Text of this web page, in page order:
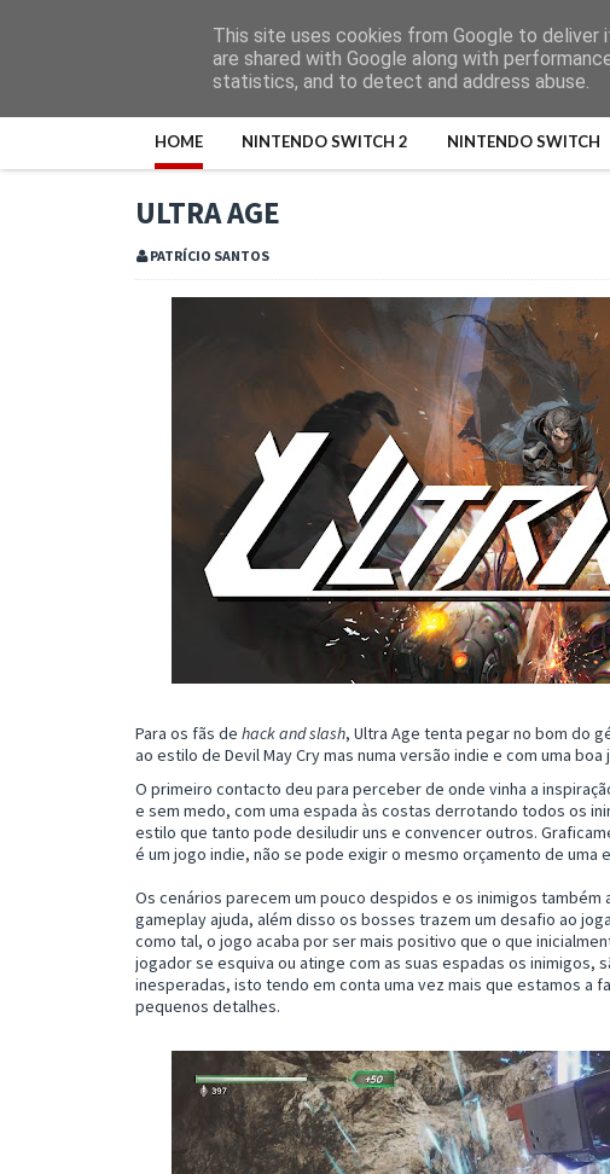
HOME NINTENDO SWITCH 2 NINTENDO SWITCH
ULTRA AGE
PATRÍCIO SANTOS
Para os fãs de hack and slash, Ultra Age tenta pegar no bom do
ao estilo de Devil May Cry mas numa versão indie e com uma
O primeiro contacto deu para perceber de onde vinha a
e sem medo, com uma espada às costas derrotando todos os
estilo que tanto pode desiludir uns e convencer outros.
é um jogo indie, não se pode exigir o mesmo orçamento de uma
Os cenários parecem um pouco despidos e os inimigos
gameplay ajuda, além disso os bosses trazem um desafio ao
como tal, o jogo acaba por ser mais positivo que o que
jogador se esquiva ou atinge com as suas espadas os inimigos,
inesperadas, isto tendo em conta uma vez mais que estamos a
pequenos detalhes.
This site uses cookies from Google to deliver
are shared with Google along with
statistics, and to detect and address abuse.